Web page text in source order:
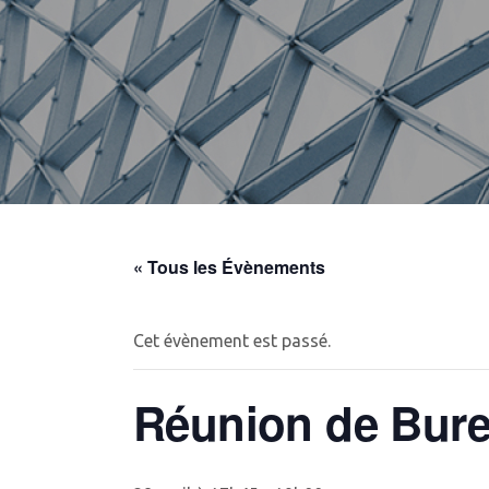
« Tous les Évènements
Cet évènement est passé.
Réunion de